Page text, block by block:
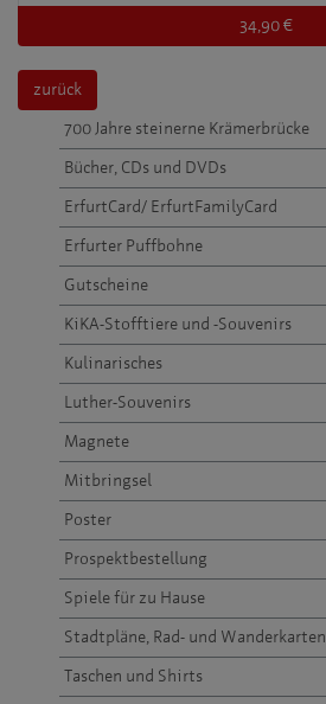
34,90 €
zurück
700 Jahre steinerne Krämerbrücke
Bücher, CDs und DVDs
ErfurtCard/ ErfurtFamilyCard
Erfurter Puffbohne
Gutscheine
KiKA-Stofftiere und -Souvenirs
Kulinarisches
Luther-Souvenirs
Magnete
Mitbringsel
Poster
Prospektbestellung
Spiele für zu Hause
Stadtpläne, Rad- und Wanderkarten
Taschen und Shirts